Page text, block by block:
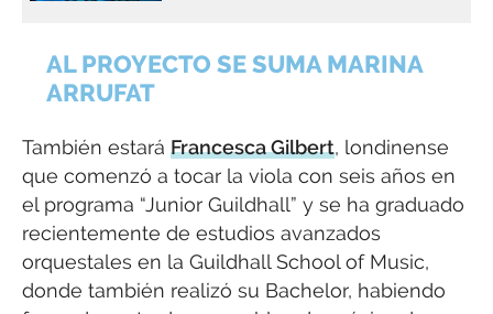
AL PROYECTO SE SUMA MARINA
ARRUFAT
También estará Francesca Gilbert, londinense
que comenzó a tocar la viola con seis años en
el programa “Junior Guildhall” y se ha graduado
recientemente de estudios avanzados
orquestales en la Guildhall School of Music,
donde también realizó su Bachelor, habiendo